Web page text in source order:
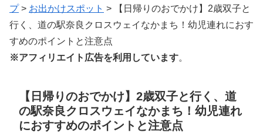
プ> お出かけスポット >
【日帰りのおでかけ】2歳双子と
行く、道の駅奈良クロスウェイなかまち！幼児連れにおす
すめのポイントと注意点
※アフィリエイト広告を利用しています。
【日帰りのおでかけ】2歳双子と行く、道
の駅奈良クロスウェイなかまち！幼児連れ
におすすめのポイントと注意点